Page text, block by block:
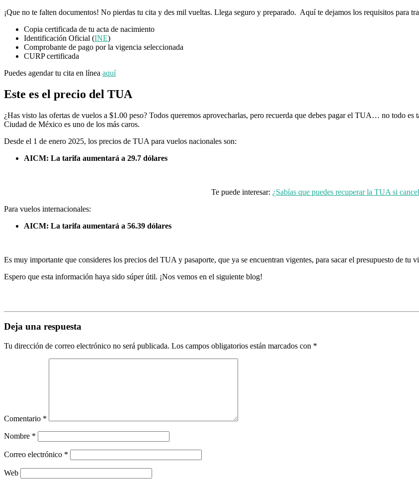
¡Que no te falten documentos! No pierdas tu cita y des mil vueltas. Llega seguro y preparado. Aquí te dejamos los requisitos para
Copia certificada de tu acta de nacimiento
Identificación Oficial (INE)
Comprobante de pago por la vigencia seleccionada
CURP certificada
Puedes agendar tu cita en línea aquí
Este es el precio del TUA
¿Has visto las ofertas de vuelos a $1.00 peso? Todos queremos aprovecharlas, pero recuerda que debes pagar el TUA… no todo es
Ciudad de México es uno de los más caros.
Desde el 1 de enero 2025, los precios de TUA para vuelos nacionales son:
AICM: La tarifa aumentará a 29.7 dólares
Te puede interesar: ¿Sabías que puedes recuperar la TUA si
Para vuelos internacionales:
AICM: La tarifa aumentará a 56.39 dólares
Es muy importante que consideres los precios del TUA y pasaporte, que ya se encuentran vigentes, para sacar el presupuesto de tu
Espero que esta información haya sido súper útil. ¡Nos vemos en el siguiente blog!
Deja una respuesta
Tu dirección de correo electrónico no será publicada. Los campos obligatorios están marcados con *
Comentario *
Nombre *
Correo electrónico *
Web